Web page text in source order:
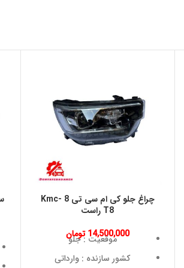
چراغ جلو کی ام سی تی 8 Kmc-
T8 راست
14,500,000 تومان
موقعیت : جلو
کشور سازنده : وارداتی